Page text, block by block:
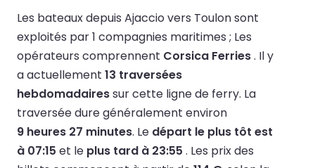
Les bateaux depuis Ajaccio vers Toulon sont
exploités par 1 compagnies maritimes ; Les
opérateurs comprennent Corsica Ferries. Il y
a actuellement 13 traversées
hebdomadairessur cette ligne de ferry. La
traversée dure généralement environ
9 heures 27 minutes. Le départ le plus tôt est
à 07:15 et le plus tard à 23:55 . Les prix des